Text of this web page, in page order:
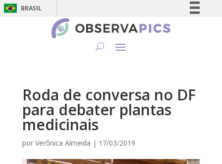
BRASIL
Simplifique!
Canais
Roda de conversa no DF
para debater plantas
medicinais
por Verônica Almeida | 17/03/2019